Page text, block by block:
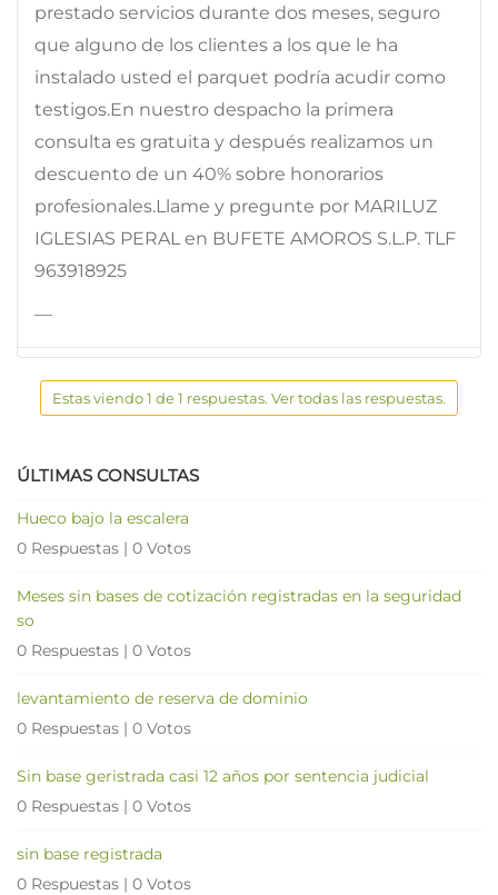
prestado servicios durante dos meses, seguro
que alguno de los clientes a los que le ha
instalado usted el parquet podría acudir como
testigos.En nuestro despacho la primera
consulta es gratuita y después realizamos un
descuento de un 40% sobre honorarios
profesionales.Llame y pregunte por MARILUZ
IGLESIAS PERAL en BUFETE AMOROS S.L.P. TLF
963918925
—
Estas viendo 1 de 1 respuestas. Ver todas las respuestas.
ÚLTIMAS CONSULTAS
Hueco bajo la escalera
0 Respuestas | 0 Votos
Meses sin bases de cotización registradas en la seguridad
so
0 Respuestas | 0 Votos
levantamiento de reserva de dominio
0 Respuestas | 0 Votos
Sin base geristrada casi 12 años por sentencia judicial
0 Respuestas | 0 Votos
sin base registrada
0 Respuestas | 0 Votos